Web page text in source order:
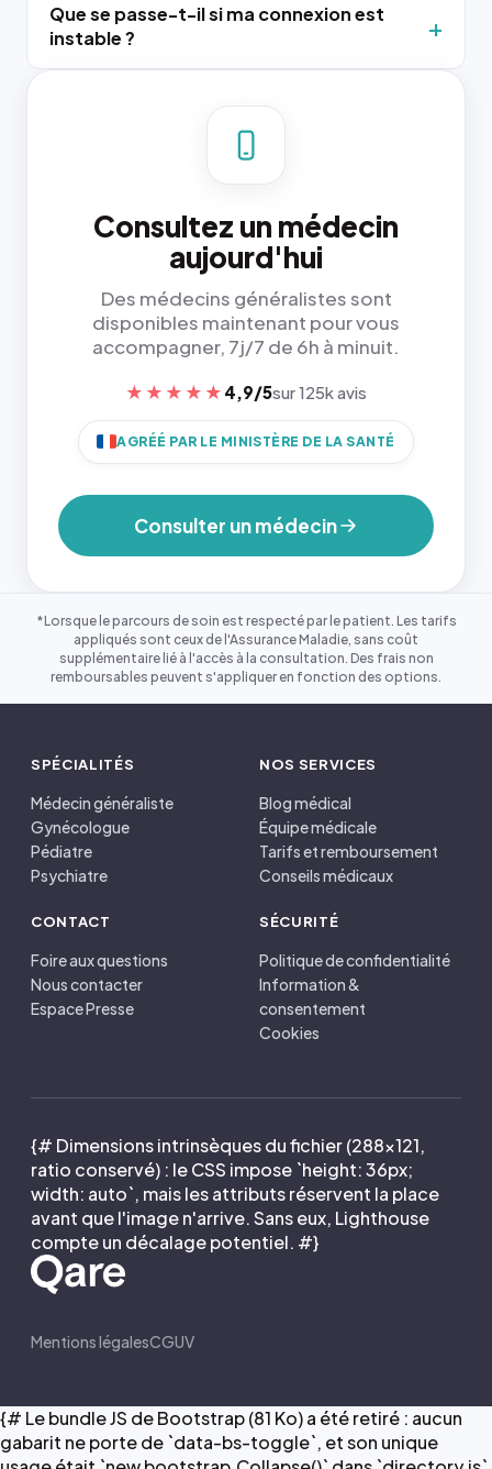
Que se passe-t-il si ma connexion est
instable ?
Consultez un médecin
aujourd'hui
Des médecins généralistes sont
disponibles maintenant pour vous
accompagner, 7j/7 de 6h à minuit.
★★★★★ 4,9/5sur 125k avis
AGRÉÉ PAR LE MINISTÈRE DE LA SANTÉ
Consulter un médecin
*Lorsque le parcours de soin est respecté par le patient. Les tarifs
appliqués sont ceux de l'Assurance Maladie, sans coût
supplémentaire lié à l'accès à la consultation. Des frais non
remboursables peuvent s'appliquer en fonction des options.
SPÉCIALITÉS
Médecin généraliste
Gynécologue
Pédiatre
Psychiatre
NOS SERVICES
Blog médical
Équipe médicale
Tarifs et remboursement
Conseils médicaux
CONTACT
Foire aux questions
Nous contacter
Espace Presse
SÉCURITÉ
Politique de confidentialité
Information &
consentement
Cookies
{# Dimensions intrinsèques du fichier (288×121,
ratio conservé) : le CSS impose `height: 36px;
width: auto`, mais les attributs réservent la place
avant que l'image n'arrive. Sans eux, Lighthouse
compte un décalage potentiel. #}
Mentions légalesCGUV
{# Le bundle JS de Bootstrap (81 Ko) a été retiré : aucun
gabarit ne porte de `data-bs-toggle`, et son unique